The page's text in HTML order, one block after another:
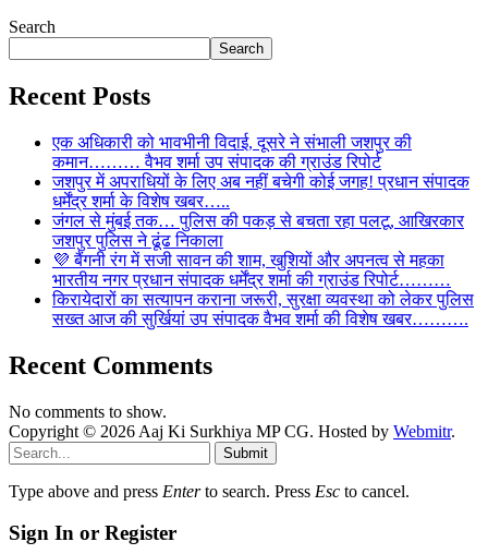
Search
Search
Recent Posts
एक अधिकारी को भावभीनी विदाई, दूसरे ने संभाली जशपुर की
कमान……… वैभव शर्मा उप संपादक की ग्राउंड रिपोर्ट
जशपुर में अपराधियों के लिए अब नहीं बचेगी कोई जगह! प्रधान संपादक
धर्मेंद्र शर्मा के विशेष खबर…..
जंगल से मुंबई तक… पुलिस की पकड़ से बचता रहा पलटू, आखिरकार
जशपुर पुलिस ने ढूंढ निकाला
💜 बैंगनी रंग में सजी सावन की शाम, खुशियों और अपनत्व से महका
भारतीय नगर प्रधान संपादक धर्मेंद्र शर्मा की ग्राउंड रिपोर्ट………
किरायेदारों का सत्यापन कराना जरूरी, सुरक्षा व्यवस्था को लेकर पुलिस
सख्त आज की सुर्खियां उप संपादक वैभव शर्मा की विशेष खबर……….
Recent Comments
No comments to show.
Copyright © 2026 Aaj Ki Surkhiya MP CG. Hosted by Webmitr.
Submit
Type above and press Enterto search. Press Esc to cancel.
Sign In or Register